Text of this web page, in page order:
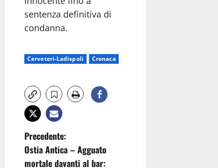
sentenza definitiva di
condanna.
Cerveteri-Ladispoli Cronaca
N
a
Precedente:
Ostia Antica – Agguato
mortale davanti al bar: